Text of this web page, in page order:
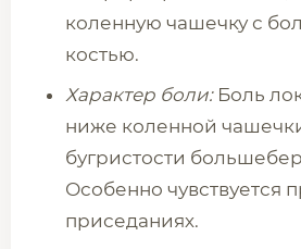
коленную чашечку с
костью.
Характер боли:Боль
ниже коленной
бугристости
Особенно чувствуется
приседаниях.